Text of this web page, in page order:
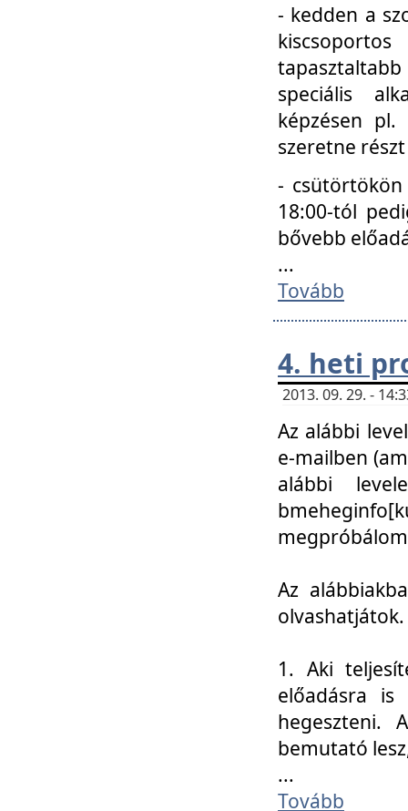
- kedden a
speciális
képzésen
szeretne
- csütörtökön
18:00-tól
bővebb
...
Tovább
4. heti
2013. 09. 29. -
Az alábbi
e-mailben
alábbi
Az
olvashatjátok.
1. Aki
előadásra
hegeszteni.
bemutató
...
Tovább